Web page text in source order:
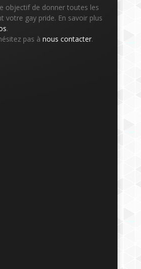
objectif de donner toutes les
votre gay pride. En savoir plus
.
pas à nous contacter.